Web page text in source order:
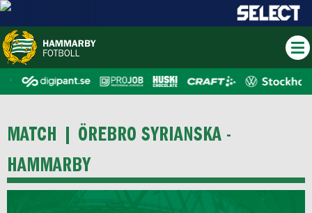
MATCH | ÖREBRO SYRIANSKA -
HAMMARBY